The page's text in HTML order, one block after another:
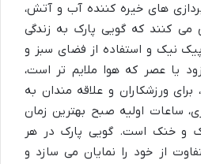
های خیره کننده آب و آتش،
می کنند که گویی پارک به زندگی
نیک و استفاده از فضای سبز و
یا عصر که هوا ملایم تر است،
ورزشکاران و علاقه مندان به
ساعات اولیه صبح بهترین زمان
و خنک است. گویی پارک در هر
از خود را نمایان می سازد و